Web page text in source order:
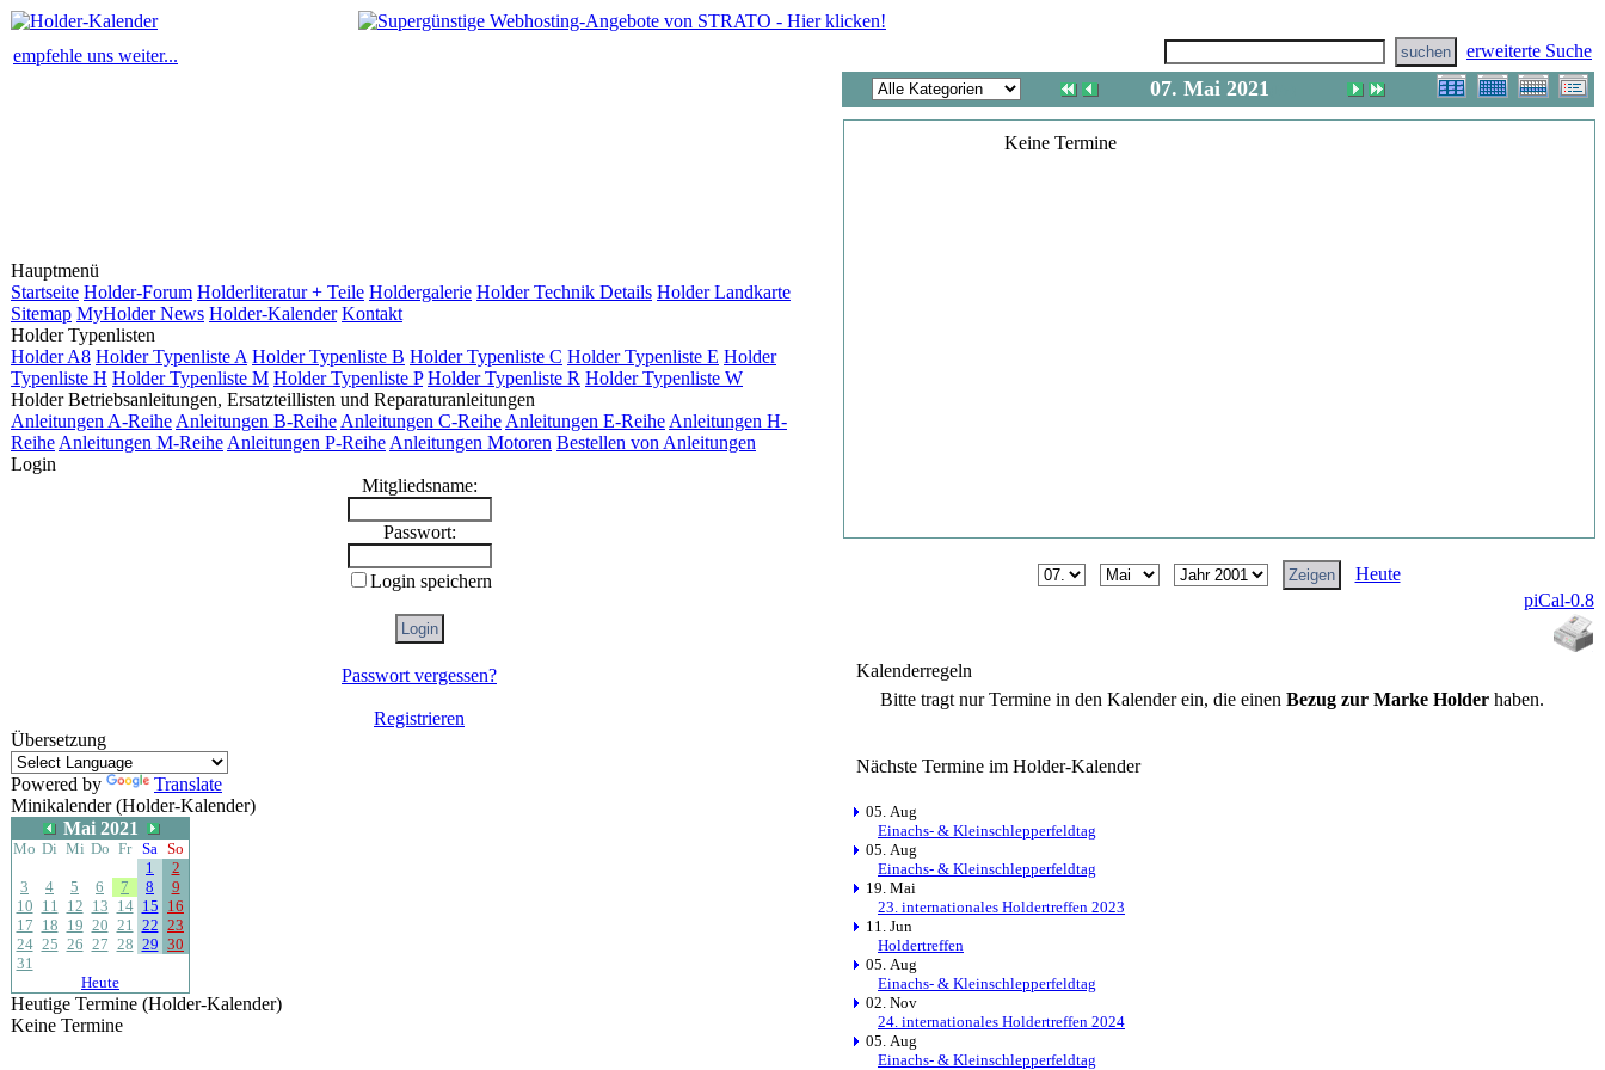
empfehle uns weiter... erweiterte Suche
Hauptmenü
Startseite Holder-Forum Holderliteratur + Teile Holdergalerie Holder Technik Details Holder Landkarte
Sitemap MyHolder News Holder-Kalender Kontakt
Holder Typenlisten
Holder A8 Holder Typenliste A Holder Typenliste B Holder Typenliste C Holder Typenliste E Holder
Typenliste H Holder Typenliste M Holder Typenliste P Holder Typenliste R Holder Typenliste W
Holder Betriebsanleitungen, Ersatzteillisten und Reparaturanleitungen
Anleitungen A-Reihe Anleitungen B-Reihe Anleitungen C-Reihe Anleitungen E-Reihe Anleitungen H-
Reihe Anleitungen M-Reihe Anleitungen P-Reihe Anleitungen Motoren Bestellen von Anleitungen
Login
Mitgliedsname:
Passwort:
Login speichern
Passwort vergessen?
Registrieren
Übersetzung
Powered by
Translate
Minikalender (Holder-Kalender)
Mai 2021
Mo Di Mi Do Fr Sa So
1
2
3
4 5 6 7 8
9
10 11 12 13 14 15 16
17 18 19 20 21 22 23
24 25 26 27 28 29 30
31
Heute
Heutige Termine (Holder-Kalender)
Keine Termine
07. Mai 2021
Keine Termine
Heute
piCal-0.8
Kalenderregeln
Bitte tragt nur Termine in den Kalender ein, die einen Bezug zur Marke Holder haben.
Nächste Termine im Holder-Kalender
05. Aug
Einachs- & Kleinschlepperfeldtag
05. Aug
Einachs- & Kleinschlepperfeldtag
19. Mai
23. internationales Holdertreffen 2023
11. Jun
Holdertreffen
05. Aug
Einachs- & Kleinschlepperfeldtag
02. Nov
24. internationales Holdertreffen 2024
05. Aug
Einachs- & Kleinschlepperfeldtag